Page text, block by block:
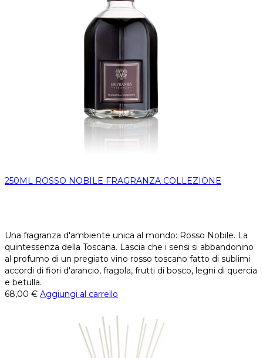
250ML ROSSO NOBILE FRAGRANZA COLLEZIONE
Una fragranza d'ambiente unica al mondo: Rosso Nobile. La
quintessenza della Toscana. Lascia che i sensi si abbandonino
al profumo di un pregiato vino rosso toscano fatto di sublimi
accordi di fiori d'arancio, fragola, frutti di bosco, legni di quercia
e betulla.
68,00 € Aggiungi al carrello